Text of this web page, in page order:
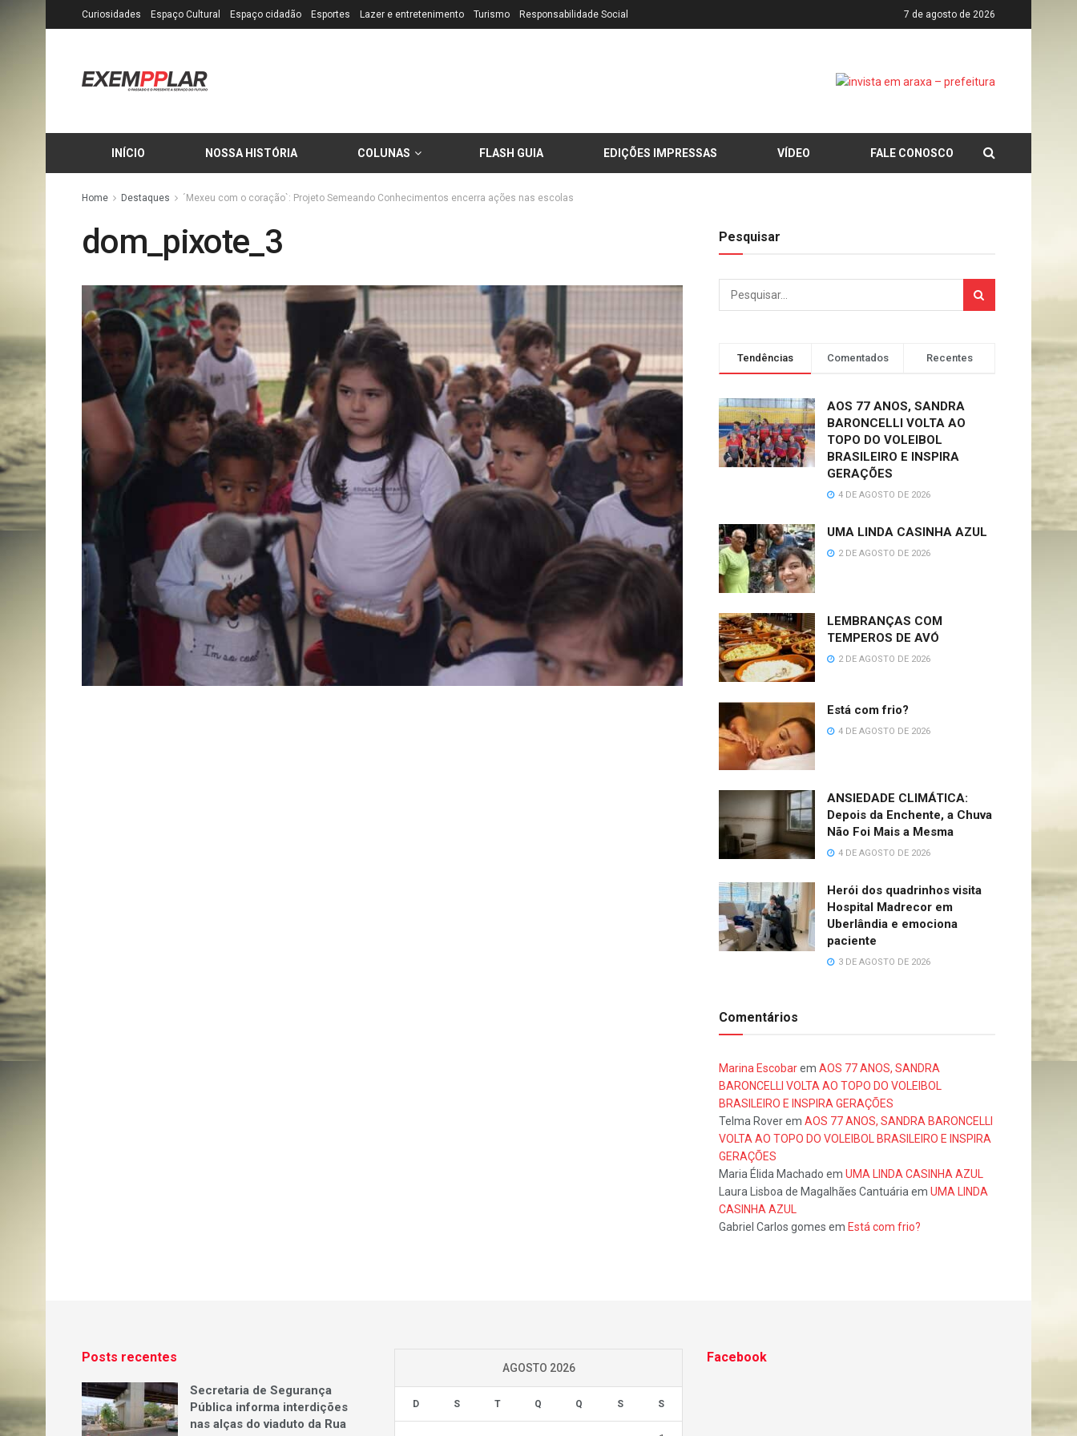
Curiosidades Espaço Cultural Espaço cidadão Esportes Lazer e entretenimento Turismo Responsabilidade Social 7 de agosto de 2026
INÍCIO NOSSA HISTÓRIA COLUNAS FLASH GUIA EDIÇÕES IMPRESSAS VÍDEO FALE CONOSCO
Home Destaques ´Mexeu com o coração`: Projeto Semeando Conhecimentos encerra ações nas escolas
dom_pixote_3 Pesquisar
Tendências Comentados Recentes
AOS 77 ANOS, SANDRA
BARONCELLI VOLTA AO
TOPO DO VOLEIBOL
BRASILEIRO E INSPIRA
GERAÇÕES
4 DE AGOSTO DE 2026
UMA LINDA CASINHA AZUL
2 DE AGOSTO DE 2026
LEMBRANÇAS COM
TEMPEROS DE AVÓ
2 DE AGOSTO DE 2026
Está com frio?
4 DE AGOSTO DE 2026
ANSIEDADE CLIMÁTICA:
Depois da Enchente, a Chuva
Não Foi Mais a Mesma
4 DE AGOSTO DE 2026
Herói dos quadrinhos visita
Hospital Madrecor em
Uberlândia e emociona
paciente
3 DE AGOSTO DE 2026
Comentários
Marina Escobarem AOS 77 ANOS, SANDRA
BARONCELLI VOLTA AO TOPO DO VOLEIBOL
BRASILEIRO E INSPIRA GERAÇÕES
Telma Roverem AOS 77 ANOS, SANDRA BARONCELLI
VOLTA AO TOPO DO VOLEIBOL BRASILEIRO E INSPIRA
GERAÇÕES
Maria Élida Machado em UMA LINDA CASINHA AZUL
Laura Lisboa de Magalhães Cantuáriaem UMA LINDA
CASINHA AZUL
Gabriel Carlos gomes em Está com frio?
Posts recentes
Secretaria de Segurança
Pública informa interdições
nas alças do viaduto da Rua
AGOSTO 2026
D S T Q Q S S
Facebook